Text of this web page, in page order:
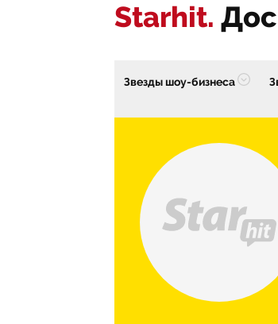
Starhit.
Звезды шоу-бизнеса